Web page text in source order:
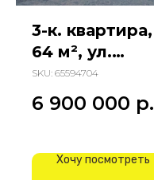
3-к. квартира,
64 м², ул.
Береговая
SKU: 65594704
6 900 000 р.
Хочу посмотреть